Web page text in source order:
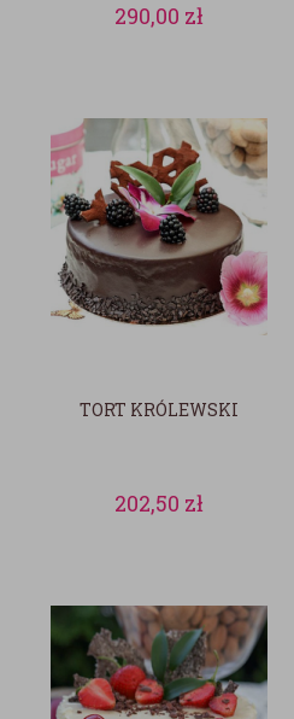
290,00 zł
TORT KRÓLEWSKI
202,50 zł